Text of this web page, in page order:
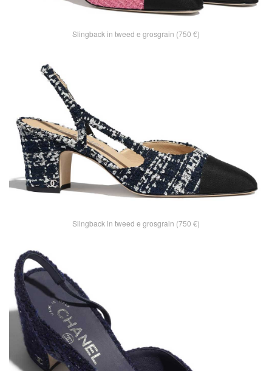
Slingback in tweed e grosgrain (750 €)
Slingback in tweed e grosgrain (750 €)